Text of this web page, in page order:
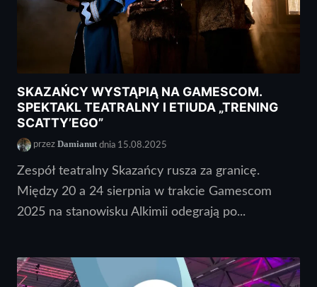
SKAZAŃCY WYSTĄPIĄ NA GAMESCOM.
SPEKTAKL TEATRALNY I ETIUDA „TRENING
SCATTY’EGO”
przez Damianut dnia 15.08.2025
Zespół teatralny Skazańcy rusza za granicę.
Między 20 a 24 sierpnia w trakcie Gamescom
2025 na stanowisku Alkimii odegrają po...